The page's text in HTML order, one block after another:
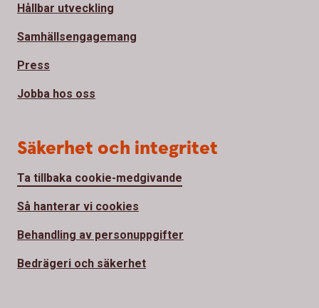
Hållbar utveckling
Samhällsengagemang
Press
Jobba hos oss
Säkerhet och integritet
Ta tillbaka cookie-medgivande
Så hanterar vi cookies
Behandling av personuppgifter
Bedrägeri och säkerhet